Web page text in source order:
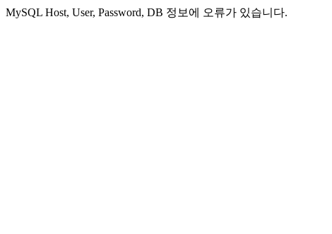
MySQL Host, User, Password, DB 정보에 오류가 있습니다.